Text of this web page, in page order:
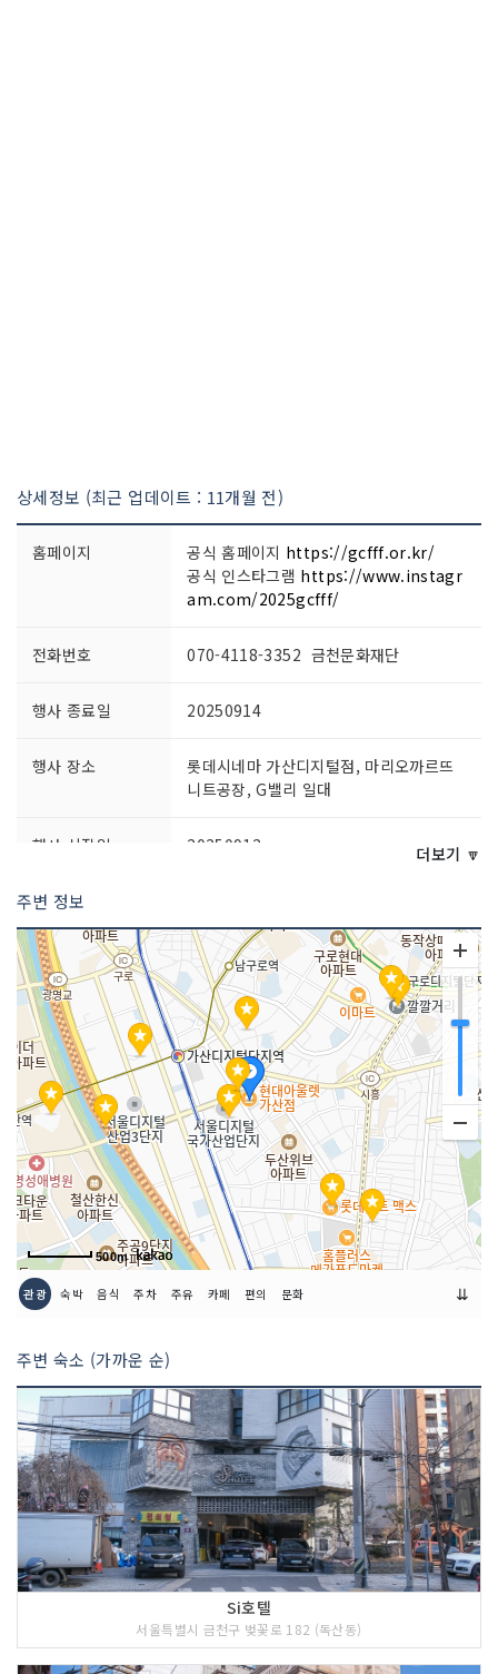
상세정보 (최근 업데이트 : 11개월 전)
홈페이지 공식 홈페이지 https://gcfff.or.kr/
공식 인스타그램 https://www.instagr
am.com/2025gcfff/
전화번호 070-4118-3352 금천문화재단
행사 종료일 20250914
행사 장소
롯데시네마 가산디지털점, 마리오까르뜨
니트공장, G밸리 일대
행사 시작일 20250912
공연시간
주최자 정보 금천문화재단
주최자 연락처 070-4118-3352
주관사 정보 금천패션영화제조직위원회
이용요금 무료
더보기 🔽
주변 정보
500m
관광 숙박 음식 주차 주유 카페 편의 문화 ⇊
주변 숙소 (가까운 순)
Si호텔
서울특별시 금천구 벚꽃로 182 (독산동)